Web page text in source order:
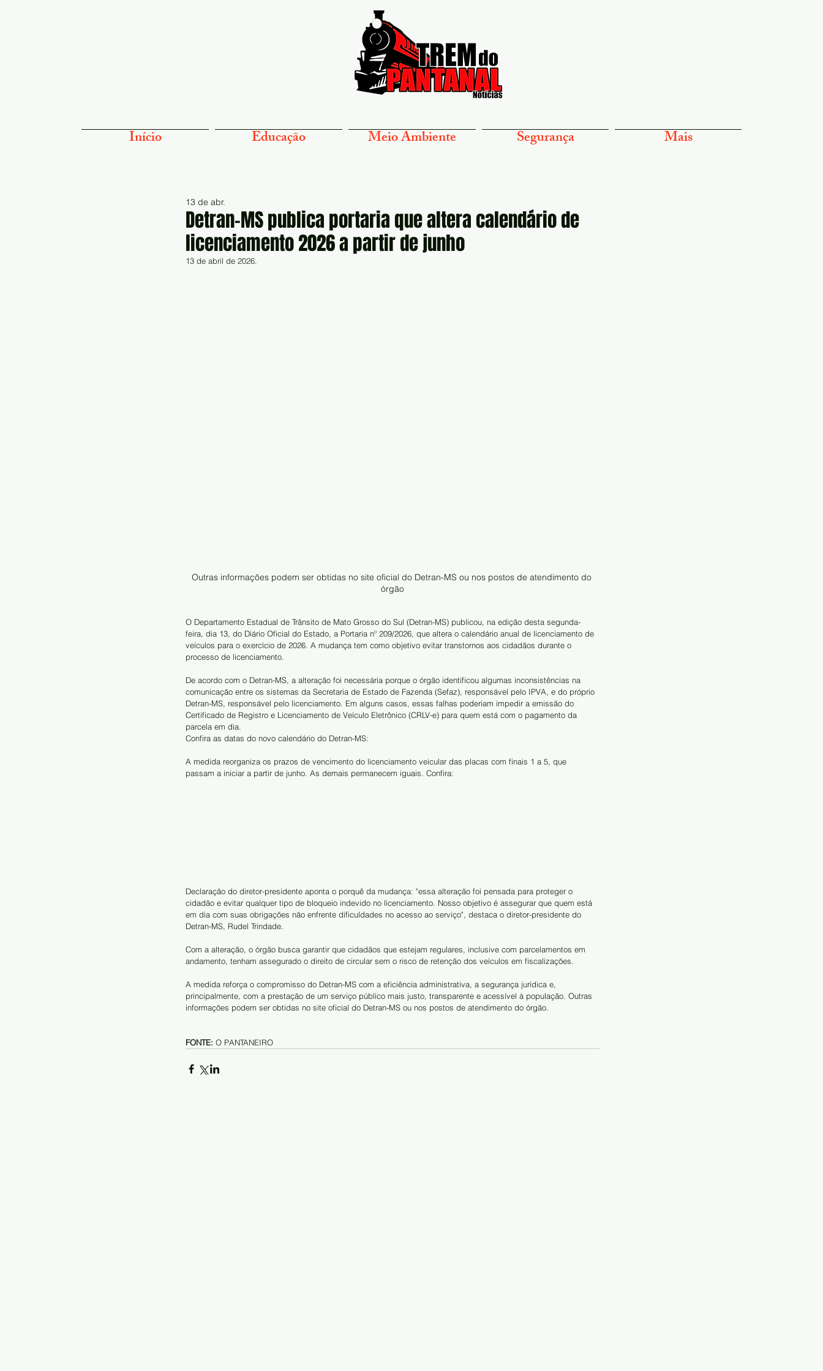
Início Educação Meio Ambiente Segurança Mais
Detran-MS publica portaria que altera calendário de
licenciamento 2026 a partir de junho
13 de abr.
13 de abril de 2026.
Outras informações podem ser obtidas no site oficial do Detran-MS ou nos postos de atendimento do
órgão
O Departamento Estadual de Trânsito de Mato Grosso do Sul (Detran-MS) publicou, na edição desta segunda-
feira, dia 13, do Diário Oficial do Estado, a Portaria nº 209/2026, que altera o calendário anual de licenciamento de
veículos para o exercício de 2026. A mudança tem como objetivo evitar transtornos aos cidadãos durante o
processo de licenciamento.
De acordo com o Detran-MS, a alteração foi necessária porque o órgão identificou algumas inconsistências na
comunicação entre os sistemas da Secretaria de Estado de Fazenda (Sefaz), responsável pelo IPVA, e do próprio
Detran-MS, responsável pelo licenciamento. Em alguns casos, essas falhas poderiam impedir a emissão do
Certificado de Registro e Licenciamento de Veículo Eletrônico (CRLV-e) para quem está com o pagamento da
parcela em dia.
Confira as datas do novo calendário do Detran-MS:
A medida reorganiza os prazos de vencimento do licenciamento veicular das placas com finais 1 a 5, que
passam a iniciar a partir de junho. As demais permanecem iguais. Confira:
Declaração do diretor-presidente aponta o porquê da mudança: "essa alteração foi pensada para proteger o
cidadão e evitar qualquer tipo de bloqueio indevido no licenciamento. Nosso objetivo é assegurar que quem está
em dia com suas obrigações não enfrente dificuldades no acesso ao serviço", destaca o diretor-presidente do
Detran-MS, Rudel Trindade.
Com a alteração, o órgão busca garantir que cidadãos que estejam regulares, inclusive com parcelamentos em
andamento, tenham assegurado o direito de circular sem o risco de retenção dos veículos em fiscalizações.
A medida reforça o compromisso do Detran-MS com a eficiência administrativa, a segurança jurídica e,
principalmente, com a prestação de um serviço público mais justo, transparente e acessível à população. Outras
informações podem ser obtidas no site oficial do Detran-MS ou nos postos de atendimento do órgão.
FONTE: O PANTANEIRO